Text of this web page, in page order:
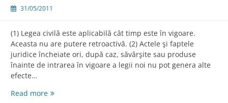
31/05/2011
(1) Legea civilă este aplicabilă cât timp este în vigoare.
Aceasta nu are putere retroactivă. (2) Actele şi faptele
juridice încheiate ori, după caz, săvârşite sau produse
înainte de intrarea în vigoare a legii noi nu pot genera alte
efecte…
Read moreArt.